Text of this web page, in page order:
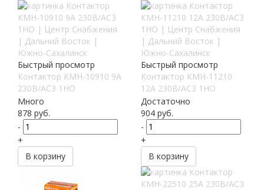
Быстрый просмотр
Контактор КМН-10910 9А
230В/АС3 1НО
Много
878 руб.
-
+
В корзину
Быстрый просмотр
Контактор КМН-11210
12А 230В/АС3 1НО
Достаточно
904 руб.
-
+
В корзину